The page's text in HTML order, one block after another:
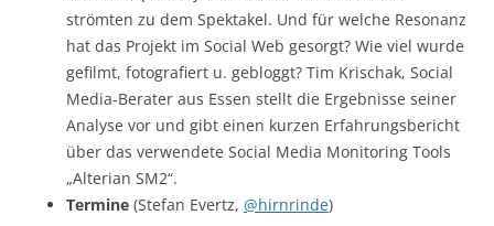
strömten zu dem Spektakel. Und für welche Resonanz
hat das Projekt im Social Web gesorgt? Wie viel wurde
gefilmt, fotografiert u. gebloggt? Tim Krischak, Social
Media-Berater aus Essen stellt die Ergebnisse seiner
Analyse vor und gibt einen kurzen Erfahrungsbericht
über das verwendete Social Media Monitoring Tools
„Alterian SM2“.
Termine (Stefan Evertz, @hirnrinde)